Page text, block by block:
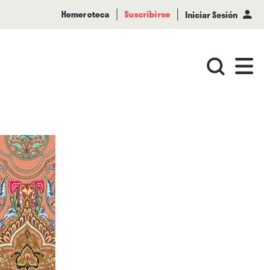
Hemeroteca Suscribirse Iniciar Sesión